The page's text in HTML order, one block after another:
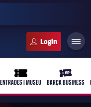
ticket-full
ENTRADES I MUSEU
ticket-
BARÇA BUSINESS